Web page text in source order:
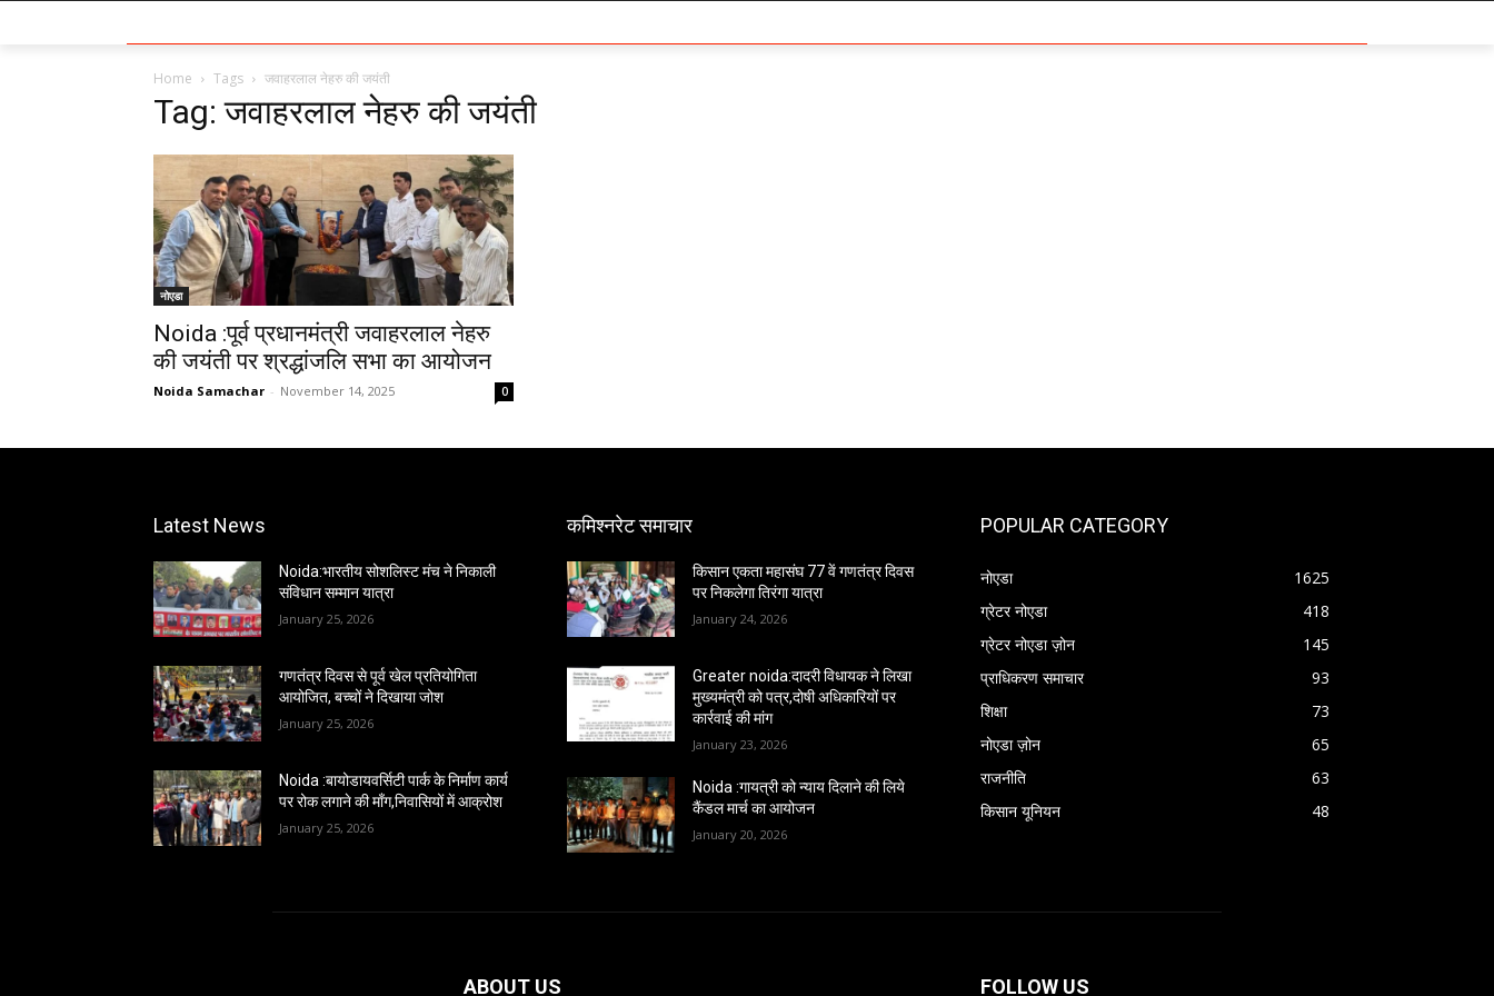
Home Tags जवाहरलाल नेहरु की जयंती
Tag: जवाहरलाल नेहरु की जयंती
नोएडा
Noida :पूर्व प्रधानमंत्री जवाहरलाल नेहरु
की जयंती पर श्रद्धांजलि सभा का आयोजन
Noida Samachar - November 14, 2025 0
Latest News
Noida:भारतीय सोशलिस्ट मंच ने निकाली
संविधान सम्मान यात्रा
January 25, 2026
गणतंत्र दिवस से पूर्व खेल प्रतियोगिता
आयोजित, बच्चों ने दिखाया जोश
January 25, 2026
Noida :बायोडायवर्सिटी पार्क के निर्माण कार्य
पर रोक लगाने की माँग,निवासियों में आक्रोश
January 25, 2026
कमिश्नरेट समाचार
किसान एकता महासंघ 77 वें गणतंत्र दिवस
पर निकलेगा तिरंगा यात्रा
January 24, 2026
Greater noida:दादरी विधायक ने लिखा
मुख्यमंत्री को पत्र,दोषी अधिकारियों पर
कार्रवाई की मांग
January 23, 2026
Noida :गायत्री को न्याय दिलाने की लिये
कैंडल मार्च का आयोजन
January 20, 2026
POPULAR CATEGORY
नोएडा
1625
ग्रेटर नोएडा
418
ग्रेटर नोएडा ज़ोन
145
प्राधिकरण समाचार
93
शिक्षा
73
नोएडा ज़ोन
65
राजनीति
63
किसान यूनियन
48
ABOUT US FOLLOW US